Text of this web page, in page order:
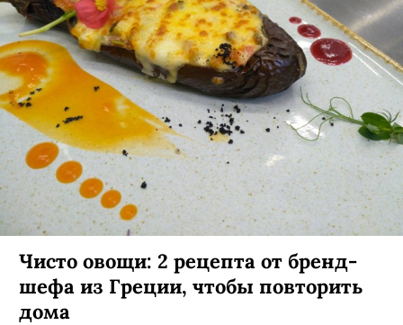
Чисто овощи: 2 рецепта от бренд-
шефа из Греции, чтобы повторить
дома